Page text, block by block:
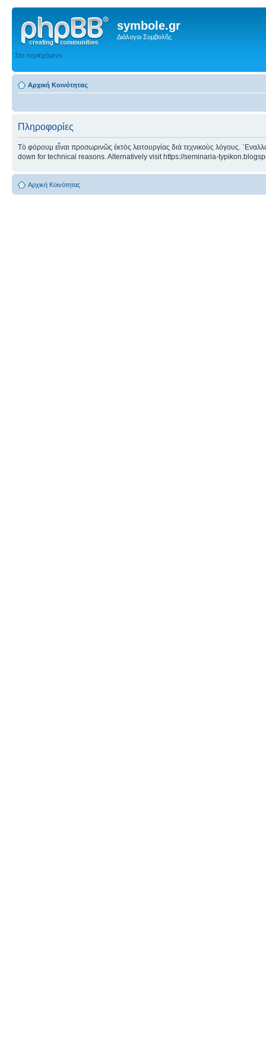
symbole.gr
Διάλογοι Συμβολῆς
Στο περιεχόμενο
Αρχική Κοινότητας
Πληροφορίες
Τὸ φόρουμ εἶναι προσωρινῶς ἐκτὸς λειτουργίας διὰ τεχνικοὺς λόγους.
down for technical reasons. Alternatively visit https://seminaria-
Αρχική Κοινότητας